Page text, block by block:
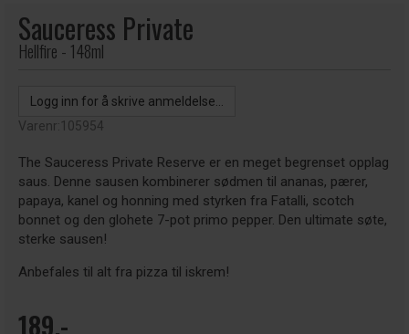
Sauceress Private
Hellfire - 148ml
Logg inn for å skrive anmeldelse...
Varenr:105954
The Sauceress Private Reserve er en meget begrenset opplag
saus. Denne sausen kombinerer sødmen til ananas, pærer,
papaya, kanel og honning med styrken fra Fatalli, scotch
bonnet og den glohete 7-pot primo pepper. Den ultimate søte,
sterke sausen!
Anbefales til alt fra pizza til iskrem!
189,-